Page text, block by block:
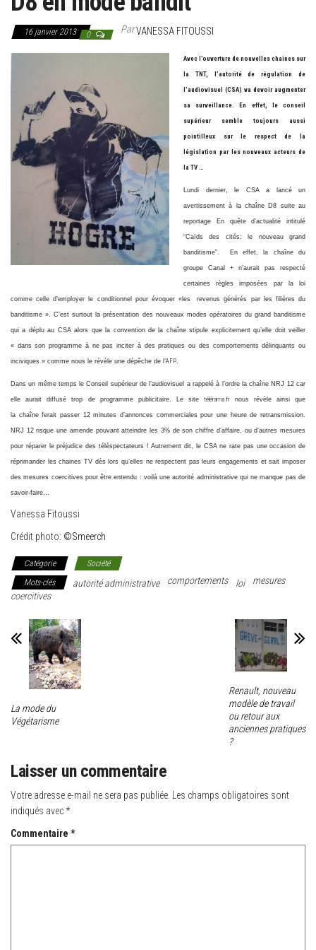
16 janvier 2013 0 ParVANESSA FITOUSSI
Avec l’ouverture de nouvelles chaines sur
la TNT, l’autorité de régulation de
l’audiovisuel (CSA) va devoir augmenter
sa surveillance. En effet, le conseil
supérieur semble toujours aussi
pointilleux sur le respect de la
législation par les nouveaux acteurs de
la TV …
Lundi dernier, le CSA a lancé un
avertissement à la chaîne D8 suite au
reportage En quête d’actualité intitulé
“Caïds des cités: le nouveau grand
banditisme”. En effet, la chaîne du
groupe Canal + n’aurait pas respecté
certaines règles imposées par la loi
comme celle d’employer le conditionnel pour évoquer «les revenus générés par les filières du
banditisme ». C’est surtout la présentation des nouveaux modes opératoires du grand banditisme
qui a déplu au CSA alors que la convention de la chaîne stipule explicitement qu’elle doit veiller
« dans son programme à ne pas inciter à des pratiques ou des comportements délinquants ou
inciviques » comme nous le révèle une dépêche de l’AFP.
Dans un même temps le Conseil supérieur de l’audiovisuel a rappelé à l’ordre la chaîne NRJ 12 car
elle aurait diffusé trop de programme publicitaire. Le sitetélérama.fr nous révèle ainsi que
la chaîne ferait passer 12 minutes d’annonces commerciales pour une heure de retransmission.
NRJ 12 risque une amende pouvant atteindre les 3% de son chiffre d’affaire, ou d’autres mesures
pour réparer le préjudice des téléspectateurs ! Autrement dit, le CSA ne rate pas une occasion de
réprimander les chaines TV dès lors qu’elles ne respectent pas leurs engagements et sait imposer
des mesures coercitives pour être entendu : voilà une autorité administrative qui ne manque pas de
savoir-faire…
Vanessa Fitoussi
Crédit photo: ©Smeerch
Catégorie
Société
Mots-clés
autorité administrative comportements loi
mesures
coercitives
La mode du
Végétarisme
Renault, nouveau
modèle de travail
ou retour aux
anciennes pratiques
?
Laisser un commentaire
Votre adresse e-mail ne sera pas publiée. Les champs obligatoires sont
indiqués avec*
Commentaire *